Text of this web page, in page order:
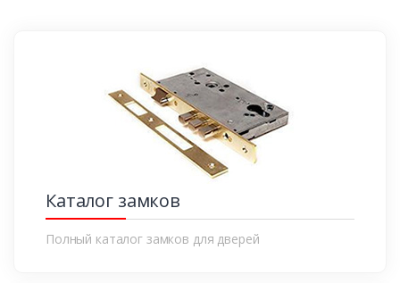
Каталог замков
Полный каталог замков для дверей